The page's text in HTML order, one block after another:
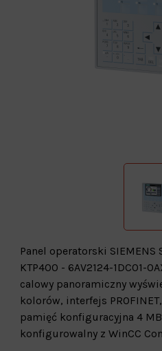
Panel operatorski SIEMENS
KTP400 - 6AV2124-1DC01-
calowy panoramiczny
kolorów, interfejs
pamięć konfiguracyjna 4
konfigurowalny z WinCC